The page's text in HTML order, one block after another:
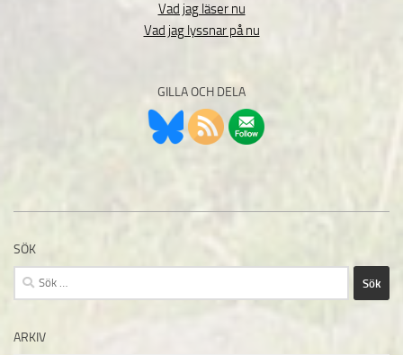
Vad jag läser nu
Vad jag lyssnar på nu
GILLA OCH DELA
SÖK
Sök
efter:
ARKIV